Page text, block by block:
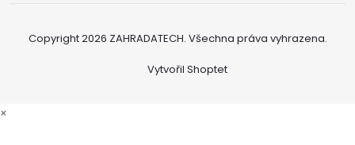
Vytvořil Shoptet
Copyright 2026 ZAHRADATECH. Všechna práva vyhrazena.
×